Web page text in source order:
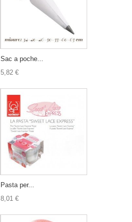
Sac a poche...
5,82 €
Pasta per...
8,01 €